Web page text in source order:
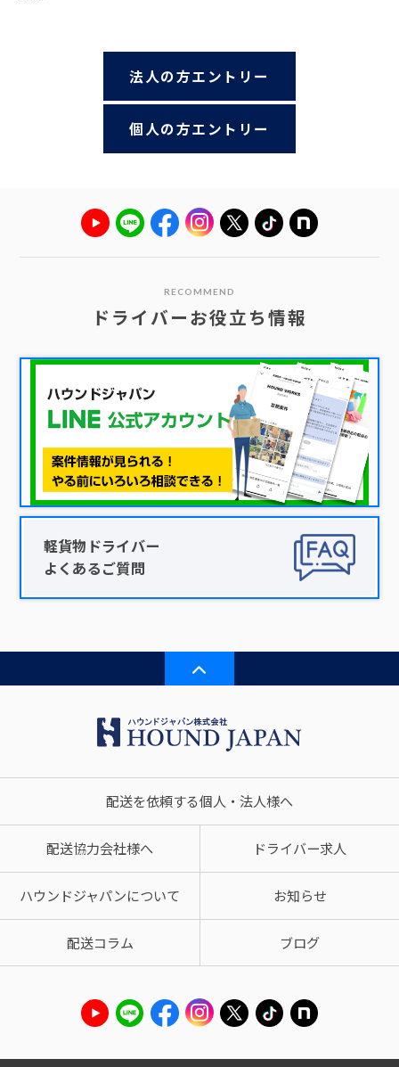
法人の方エントリー
個人の方エントリー
RECOMMEND
ドライバーお役立ち情報
軽貨物ドライバー
よくあるご質問
配送を依頼する個人・法人様へ
配送協力会社様へ ドライバー求人
ハウンドジャパンについて お知らせ
配送コラム ブログ